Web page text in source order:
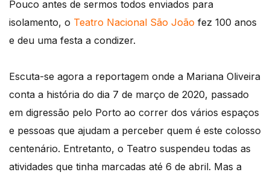
Pouco antes de sermos todos enviados para
isolamento, o Teatro Nacional São João fez 100 anos
e deu uma festa a condizer.
Escuta-se agora a reportagem onde a Mariana Oliveira
conta a história do dia 7 de março de 2020, passado
em digressão pelo Porto ao correr dos vários espaços
e pessoas que ajudam a perceber quem é este colosso
centenário. Entretanto, o Teatro suspendeu todas as
atividades que tinha marcadas até 6 de abril. Mas a